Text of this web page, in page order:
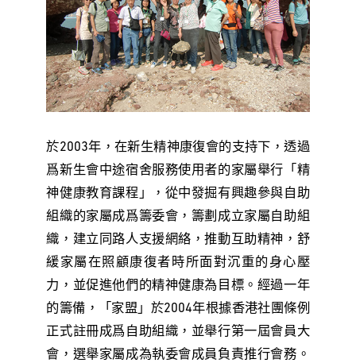
於2003年，在新生精神康復會的支持下，透過
爲新生會中途宿舍服務使用者的家屬舉行「精
神健康教育課程」，從中發掘有興趣參與自助
組織的家屬成爲籌委會，籌劃成立家屬自助組
織，建立同路人支援網絡，推動互助精神，舒
緩家屬在照顧康復者時所面對沉重的身心壓
力，並促進他們的精神健康為目標。經過一年
的籌備，「家盟」於2004年根據香港社團條例
正式註冊成爲自助組織，並舉行第一屆會員大
會，選舉家屬成為執委會成員負責推行會務。